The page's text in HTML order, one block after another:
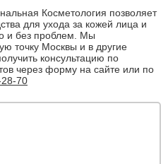
Косметология позволяет
для ухода за кожей лица и
и без проблем. Мы
точку Москвы и в другие
консультацию по
через форму на сайте или по
70